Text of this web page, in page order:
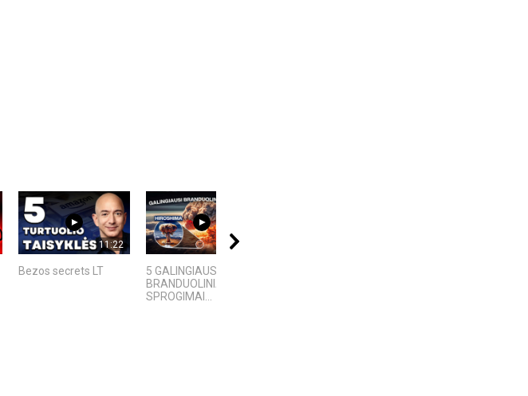
11:22
Bezos secrets LT
09:20
5 GALINGIAUSI
BRANDUOLINIAI
SPROGIMAI...